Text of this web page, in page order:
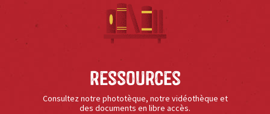
Ressources
Consultez notre phototèque, notre vidéothèque et
des documents en libre accès.